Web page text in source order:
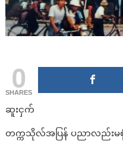
0
SHARES
ဆူးငှက်
တက္ကသိုလ်အပြန် ပညာလည်းမ